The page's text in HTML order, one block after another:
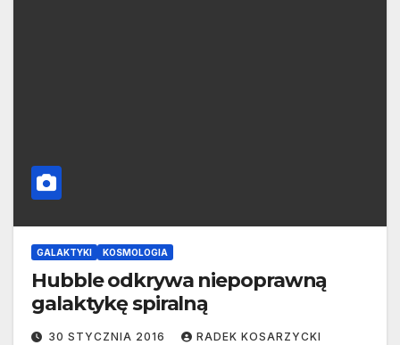
GALAKTYKI KOSMOLOGIA
Hubble odkrywa niepoprawną
galaktykę spiralną
30 STYCZNIA 2016 RADEK KOSARZYCKI